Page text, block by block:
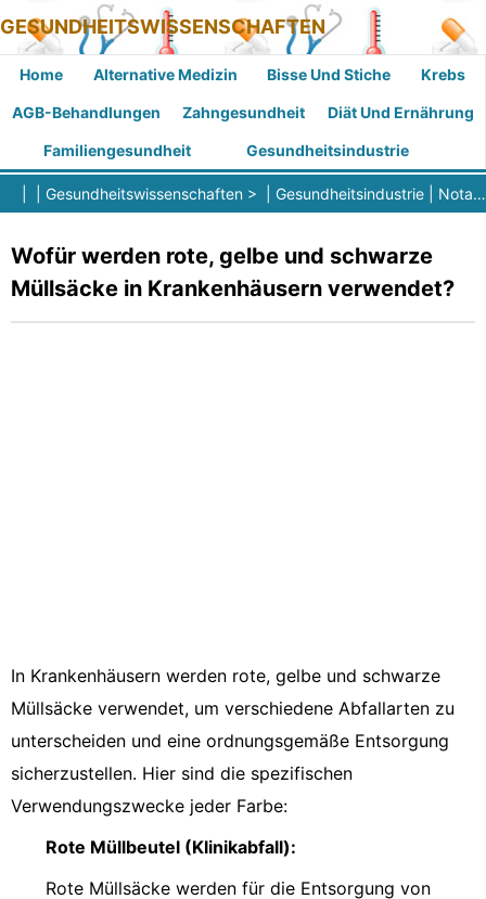
GESUNDHEITSWISSENSCHAFTEN
Home Alternative Medizin Bisse Und Stiche Krebs
AGB-Behandlungen Zahngesundheit Diät Und Ernährung
Familiengesundheit Gesundheitsindustrie
Gesundheitswissenschaften > | Gesundheitsindustrie Notaufnahmen
Wofür werden rote, gelbe und schwarze
Müllsäcke in Krankenhäusern verwendet?
In Krankenhäusern werden rote, gelbe und schwarze
Müllsäcke verwendet, um verschiedene Abfallarten zu
unterscheiden und eine ordnungsgemäße Entsorgung
sicherzustellen. Hier sind die spezifischen
Verwendungszwecke jeder Farbe:
Rote Müllbeutel (Klinikabfall):
Rote Müllsäcke werden für die Entsorgung von